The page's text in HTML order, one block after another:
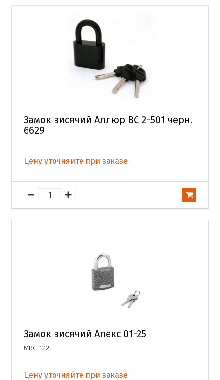
Замок висячий Аллюр ВС 2-501 черн.
6629
Цену уточняйте при заказе
Замок висячий Апекс 01-25
МВС-122
Цену уточняйте при заказе